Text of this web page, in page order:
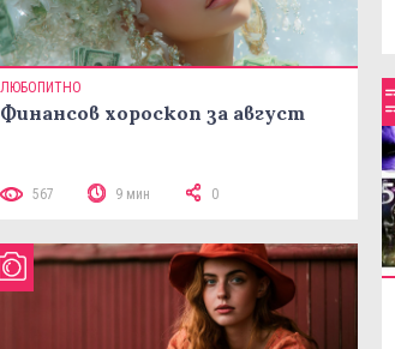
ЛЮБОПИТНО
Финансов хороскоп за август
567 9 мин 0